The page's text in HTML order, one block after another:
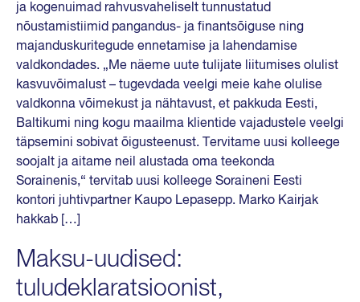
ja kogenuimad rahvusvaheliselt tunnustatud
nõustamistiimid pangandus- ja finantsõiguse ning
majanduskuritegude ennetamise ja lahendamise
valdkondades. „Me näeme uute tulijate liitumises olulist
kasvuvõimalust – tugevdada veelgi meie kahe olulise
valdkonna võimekust ja nähtavust, et pakkuda Eesti,
Baltikumi ning kogu maailma klientide vajadustele veelgi
täpsemini sobivat õigusteenust. Tervitame uusi kolleege
soojalt ja aitame neil alustada oma teekonda
Sorainenis,“ tervitab uusi kolleege Soraineni Eesti
kontori juhtivpartner Kaupo Lepasepp. Marko Kairjak
hakkab […]
Maksu-uudised:
tuludeklaratsioonist,